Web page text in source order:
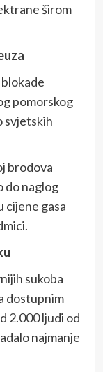
širom
pomorskog
svjetskih
brodova
do naglog
cijene gasa
sukoba
dostupnim
2.000 ljudi od
najmanje